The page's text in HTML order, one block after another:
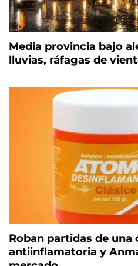
Media provincia bajo
lluvias, ráfagas de
Roban partidas de una
antiinflamatoria y